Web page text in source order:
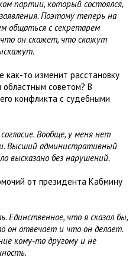
партии, который состоялся,
Поэтому теперь на
общаться с секретарем
что он скажет, что скажут
то изменит расстановку
советом? В
конфликта с судебными
Вообще, у меня нет
Высший административный
высказано без нарушений.
от президента Кабмину
Единственное, что я сказал бы,
он отвечает и что он делает.
кому-то другому и не